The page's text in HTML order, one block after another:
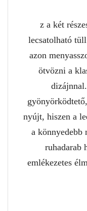
z a két
lecsatolható
azon
ötvözni a
nyújt, hiszen a
a könnyedebb
ruhadarab
emlékezetes